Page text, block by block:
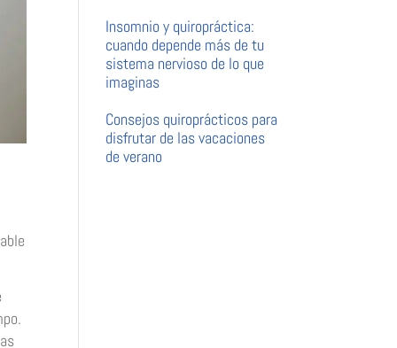
Insomnio y quiropráctica:
cuando depende más de tu
sistema nervioso de lo que
imaginas
Consejos quiroprácticos para
disfrutar de las vacaciones
de verano